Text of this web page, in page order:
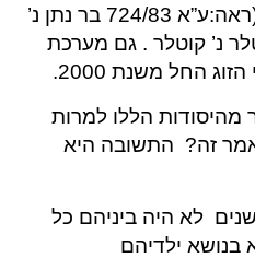
בתרומתו במסגרת הבית (ראה:ע”א 724/83 בר נתן נ’
ע”א 1937/92 קוטלר נ’ קוטלר . גם מערכת
החל משנת 2000.
מהיסודות הללו למרות
זה? התשובה היא
לא היה ביניהם כל
בנושא ילדיהם